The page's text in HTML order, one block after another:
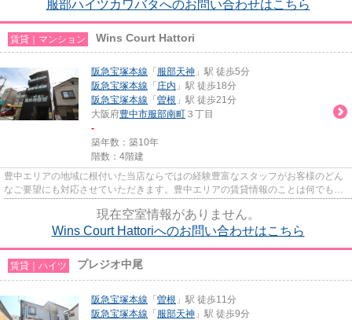
服部ハイツカワバタへのお問い合わせはこちら
賃貸｜マンション Wins Court Hattori
阪急宝塚本線 「 服部天神 」駅 徒歩5分
阪急宝塚本線 「 庄内 」駅 徒歩18分
阪急宝塚本線 「 曽根 」駅 徒歩21分
大阪府豊中市服部南町 ３丁目
-
築年数：築10年
階数：4階建
豊中エリアの地域に根付いた当店ならではの経験豊富なスタッフがお客様のどん
なご要望にも対応させていただきます。豊中エリアの賃貸情報のことは何でもお
現在空室情報がありません。
Wins Court Hattoriへのお問い合わせはこちら
賃貸｜ハイツ プレジオ中尾
阪急宝塚本線 「 曽根 」駅 徒歩11分
阪急宝塚本線 「 服部天神 」駅 徒歩9分